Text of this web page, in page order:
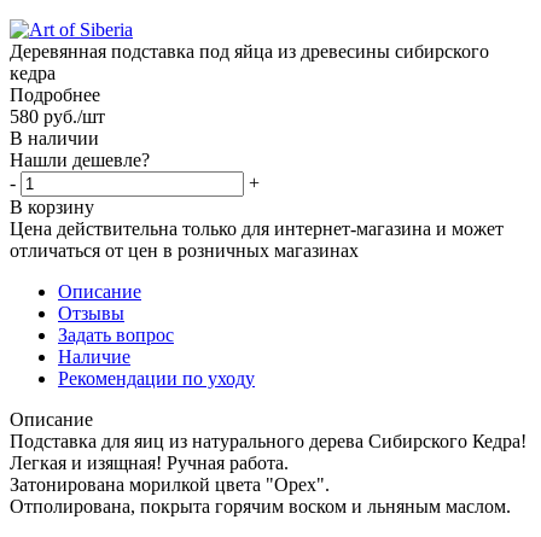
Деревянная подставка под яйца из древесины сибирского
кедра
Подробнее
580 руб./шт
В наличии
Нашли дешевле?
-
+
В корзину
Цена действительна только для интернет-магазина и может
отличаться от цен в розничных магазинах
Описание
Отзывы
Задать вопрос
Наличие
Рекомендации по уходу
Описание
Подставка для яиц из натурального дерева Сибирского Кедра!
Легкая и изящная! Ручная работа.
Затонирована морилкой цвета "Орех".
Отполирована, покрыта горячим воском и льняным маслом.